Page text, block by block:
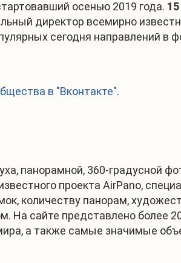
осенью 2019 года.
директор всемирно
сегодня направлений в
в "Вконтакте".
панорамной, 360-градусной
проекта AirPano,
количеству панорам,
На сайте представлено более
а также самые значимые